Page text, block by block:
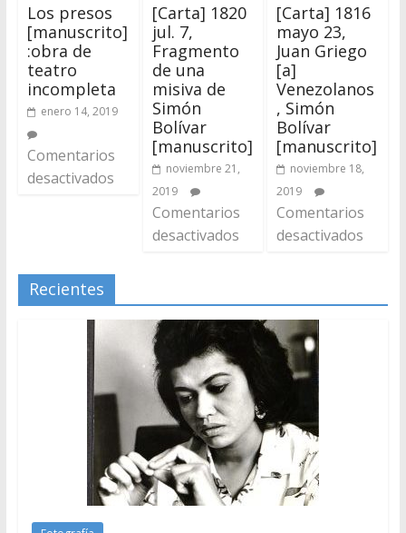
Los presos
[manuscrito]
:obra de
teatro
incompleta
enero 14, 2019
Comentarios
desactivados
[Carta] 1820
jul. 7,
Fragmento
de una
misiva de
Simón
Bolívar
[manuscrito]
noviembre 21,
2019
Comentarios
desactivados
[Carta] 1816
mayo 23,
Juan Griego
[a]
Venezolanos
, Simón
Bolívar
[manuscrito]
noviembre 18,
2019
Comentarios
desactivados
Recientes